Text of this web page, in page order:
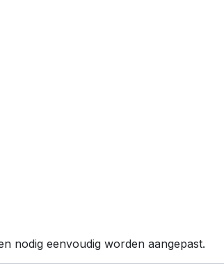
nodig eenvoudig worden aangepast.